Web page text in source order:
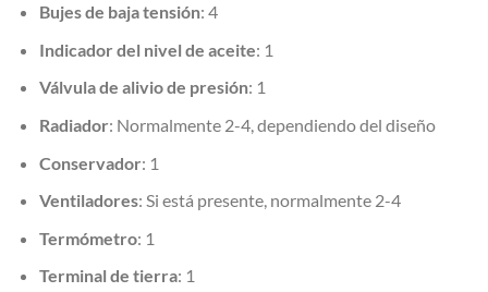
Bujes de baja tensión: 4
Indicador del nivel de aceite: 1
Válvula de alivio de presión: 1
Radiador: Normalmente 2-4, dependiendo del diseño
Conservador: 1
Ventiladores: Si está presente, normalmente 2-4
Termómetro: 1
Terminal de tierra: 1